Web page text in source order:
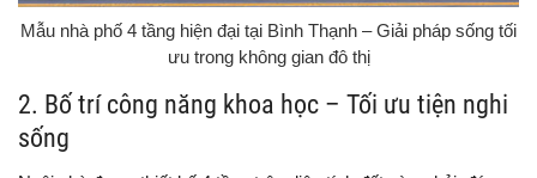
Mẫu nhà phố 4 tầng hiện đại tại Bình Thạnh – Giải pháp sống tối
ưu trong không gian đô thị
2. Bố trí công năng khoa học – Tối ưu tiện nghi
sống